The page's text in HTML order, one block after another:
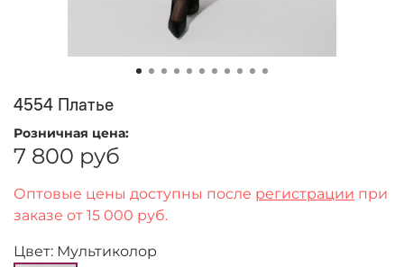
4554 Платье
Розничная цена:
7 800 руб
Оптовые цены доступны после регистрации при
заказе от 15 000 руб.
Цвет: Мультиколор